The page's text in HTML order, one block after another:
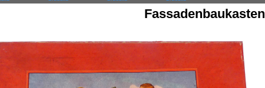
Fassadenbaukasten